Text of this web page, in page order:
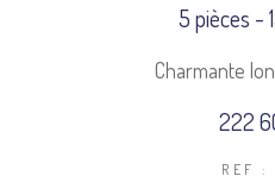
5 pièces -
Charmante
222
REF :